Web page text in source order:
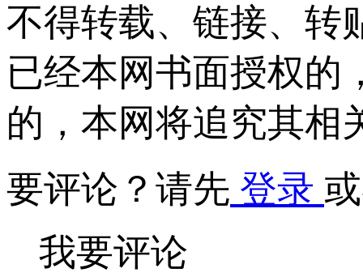
不得转载、链接、转
已经本网书面授权的
的，本网将追究其相
要评论？请先 登录
我要评论